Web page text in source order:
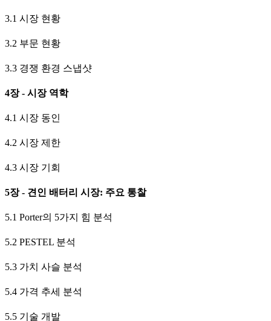
3.1 시장 현황
3.2 부문 현황
3.3 경쟁 환경 스냅샷
4장 - 시장 역학
4.1 시장 동인
4.2 시장 제한
4.3 시장 기회
5장 - 견인 배터리 시장: 주요 통찰
5.1 Porter의 5가지 힘 분석
5.2 PESTEL 분석
5.3 가치 사슬 분석
5.4 가격 추세 분석
5.5 기술 개발